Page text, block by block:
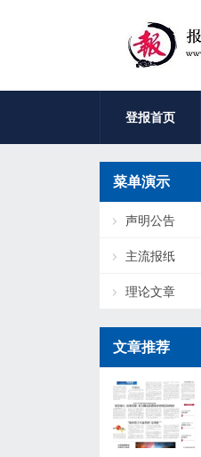
登报首页
菜单演示
声明公告
主流报纸
理论文章
文章推荐